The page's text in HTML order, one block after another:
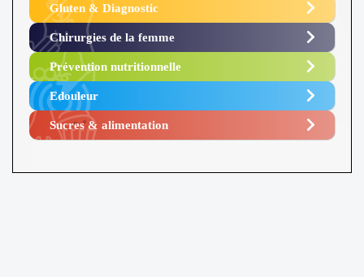
Gluten & Diagnostic
Chirurgies de la femme
Prévention nutritionnelle
Edouleur​
Sucres & alimentation​